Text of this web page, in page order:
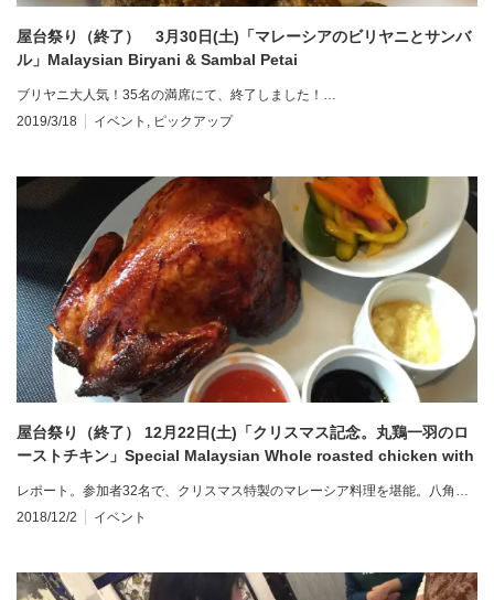
屋台祭り（終了） 3月30日(土)「マレーシアのビリヤニとサンバ
ル」Malaysian Biryani & Sambal Petai
ブリヤニ大人気！35名の満席にて、終了しました！…
2019/3/18
イベント ピックアップ
屋台祭り（終了） 12月22日(土)「クリスマス記念。丸鶏一羽のロ
ーストチキン」Special Malaysian Whole roasted chicken with
レポート。参加者32名で、クリスマス特製のマレーシア料理を堪能。八角…
2018/12/2
イベント